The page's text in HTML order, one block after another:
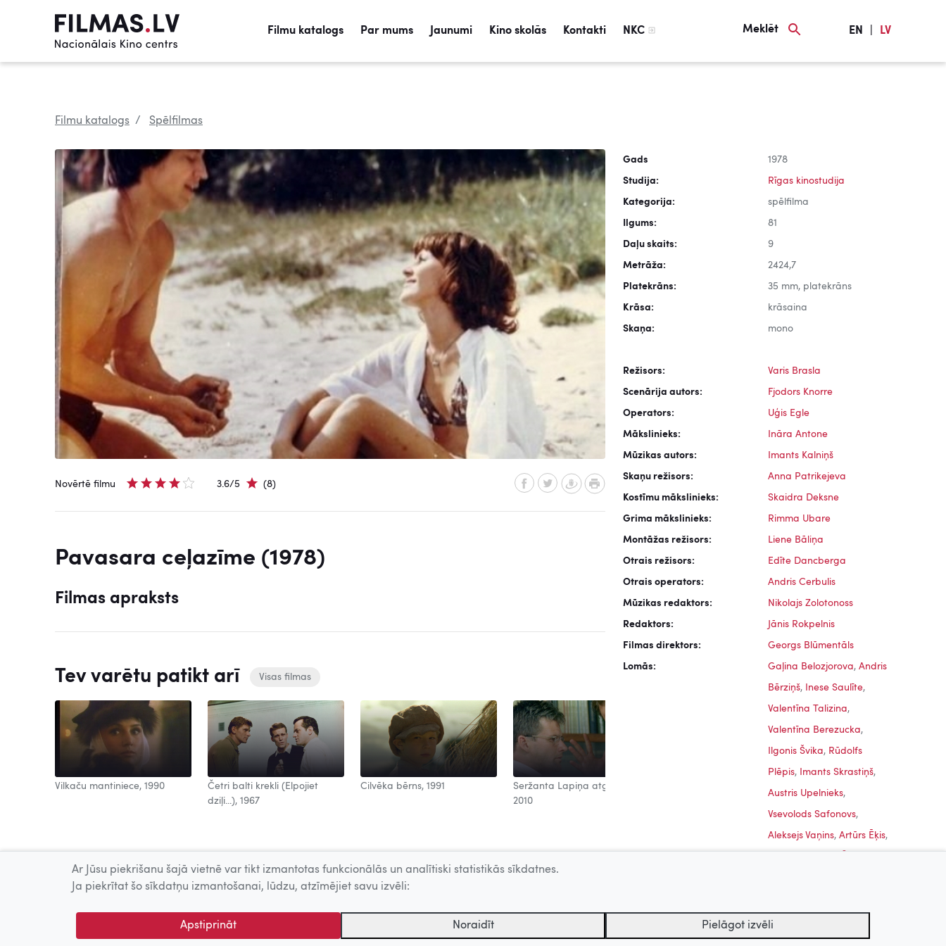
Filmu katalogs Par mums Jaunumi Kino skolās Kontakti NKC Meklēt EN LV
Filmu katalogs Spēlfilmas
Novērtē filmu 3.6/5 (8)
Pavasara ceļazīme (1978)
Filmas apraksts
Tev varētu patikt arī Visas filmas
Vilkaču mantiniece, 1990
Četri balti krekli (Elpojiet
dziļi...), 1967
Cilvēka bērns, 1991
Seržanta Lapiņa atgriešanās,
2010
Gads 1978
Studija: Rīgas kinostudija
Kategorija: spēlfilma
Ilgums: 81
Daļu skaits: 9
Metrāža: 2424,7
Platekrāns: 35 mm, platekrāns
Krāsa: krāsaina
Skaņa: mono
Režisors: Varis Brasla
Scenārija autors: Fjodors Knorre
Operators: Uģis Egle
Mākslinieks: Ināra Antone
Mūzikas autors: Imants Kalniņš
Skaņu režisors: Anna Patrikejeva
Kostīmu mākslinieks: Skaidra Deksne
Grima mākslinieks: Rimma Ubare
Montāžas režisors: Liene Bāliņa
Otrais režisors: Edīte Dancberga
Otrais operators: Andris Cerbulis
Mūzikas redaktors: Nikolajs Zolotonoss
Redaktors: Jānis Rokpelnis
Filmas direktors: Georgs Blūmentāls
Lomās: Gaļina Belozjorova, Andris
Bērziņš, Inese Saulīte,
Valentīna Talizina,
Valentīna Berezucka,
Ilgonis Švika, Rūdolfs
Plēpis, Imants Skrastiņš,
Austris Upelnieks,
Vsevolods Safonovs,
Aleksejs Vaņins, Artūrs Ēķis,
Brice
Ar Jūsu piekrišanu šajā vietnē var tikt izmantotas funkcionālās un analītiski statistikās sīkdatnes.
Ja piekrītat šo sīkdatņu izmantošanai, lūdzu, atzīmējiet savu izvēli:
Apstiprināt Noraidīt Pielāgot izvēli